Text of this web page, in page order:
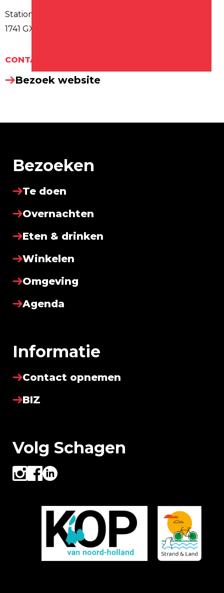
Stationsweg 29
1741 GX SCHAGEN
CONTACT
Bezoek website
Bezoeken
Te doen
Overnachten
Eten & drinken
Winkelen
Omgeving
Agenda
Informatie
Contact opnemen
BIZ
Volg Schagen